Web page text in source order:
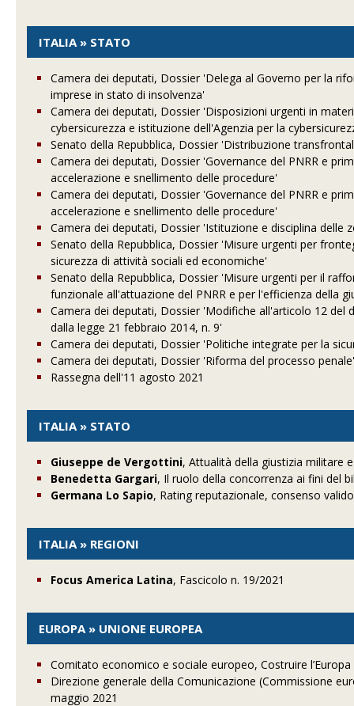
ITALIA » STATO
Camera dei deputati, Dossier 'Delega al Governo per la
imprese in stato di insolvenza'
Camera dei deputati, Dossier 'Disposizioni urgenti in
cybersicurezza e istituzione dell'Agenzia per la
Senato della Repubblica, Dossier 'Distribuzione
Camera dei deputati, Dossier 'Governance del PNRR e
accelerazione e snellimento delle procedure'
Camera dei deputati, Dossier 'Governance del PNRR e
accelerazione e snellimento delle procedure'
Camera dei deputati, Dossier 'Istituzione e disciplina delle
Senato della Repubblica, Dossier 'Misure urgenti per
sicurezza di attività sociali ed economiche'
Senato della Repubblica, Dossier 'Misure urgenti per il
funzionale all'attuazione del PNRR e per l'efficienza della
Camera dei deputati, Dossier 'Modifiche all'articolo 12
dalla legge 21 febbraio 2014, n. 9'
Camera dei deputati, Dossier 'Politiche integrate per la
Camera dei deputati, Dossier 'Riforma del processo
Rassegna dell'11 agosto 2021
ITALIA » STATO
Giuseppe de Vergottini, Attualità della giustizia militare
Benedetta Gargari, Il ruolo della concorrenza ai fini del
Germana Lo Sapio, Rating reputazionale, consenso
ITALIA » REGIONI
Focus America Latina, Fascicolo n. 19/2021
EUROPA » UNIONE EUROPEA
Comitato economico e sociale europeo, Costruire
Direzione generale della Comunicazione (Commissione
maggio 2021